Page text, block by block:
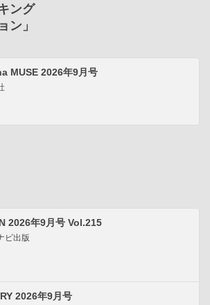
ング
ン」
MUSE 2026年9月号
2026年9月号 Vol.215
ビ出版
2026年9月号